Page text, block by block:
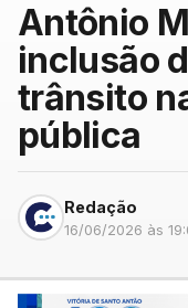
Antônio
inclusão
trânsito
pública
Redação
16/06/2026 às